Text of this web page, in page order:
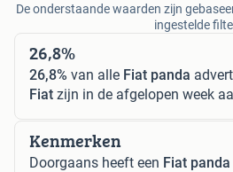
De onderstaande waarden zijn
ingestelde
26,8%
26,8% van alle Fiat panda
Fiat zijn in de afgelopen week
Kenmerken
Doorgaans heeft een Fiat panda